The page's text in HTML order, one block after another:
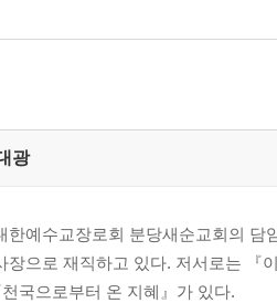
광
한예수교장로회 분당새순교회의
장으로 재직하고 있다. 저서로는 『
국으로부터 온 지혜』가 있다.